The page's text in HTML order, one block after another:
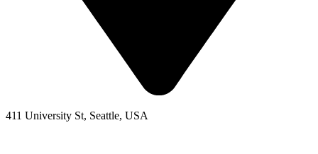
411 University St, Seattle, USA